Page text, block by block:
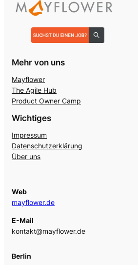
Mehr von uns
Mayflower
The Agile Hub
Product Owner Camp
Wichtiges
Impressum
Datenschutzerklärung
Über uns
Web
mayflower.de
E-Mail
kontakt@mayflower.de
Berlin